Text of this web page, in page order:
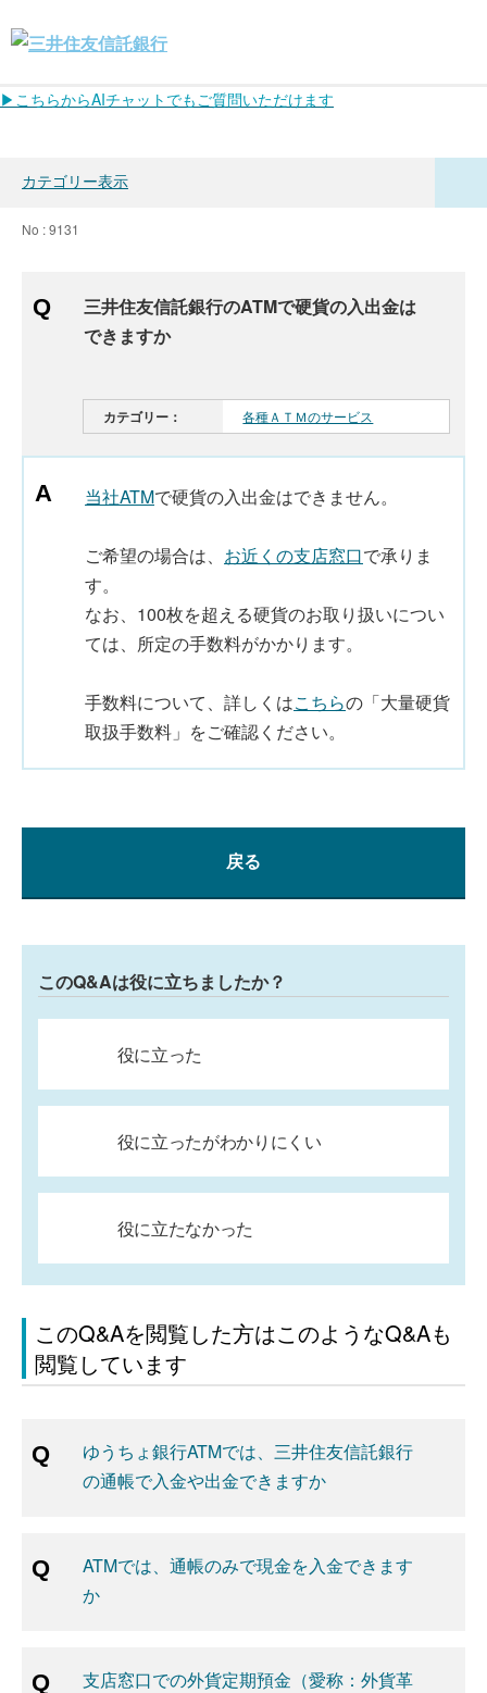
▶こちらからAIチャットでもご質問いただけます
カテゴリー表示
No : 9131
三井住友信託銀行のATMで硬貨の入出金は
できますか
カテゴリー： 各種ＡＴＭのサービス
当社ATMで硬貨の入出金はできません。
ご希望の場合は、 お近くの支店窓口で承りま
す。
なお、100枚を超える硬貨のお取り扱いについ
ては、所定の手数料がかかります。
手数料について、詳しくはこちらの「大量硬貨
取扱手数料」をご確認ください。
戻る
このQ&Aは役に立ちましたか？
役に立った
役に立ったがわかりにくい
役に立たなかった
このQ&Aを閲覧した方はこのようなQ&Aも
閲覧しています
ゆうちょ銀行ATMでは、三井住友信託銀行
の通帳で入金や出金できますか
ATMでは、通帳のみで現金を入金できます
か
支店窓口での外貨定期預金（愛称：外貨革